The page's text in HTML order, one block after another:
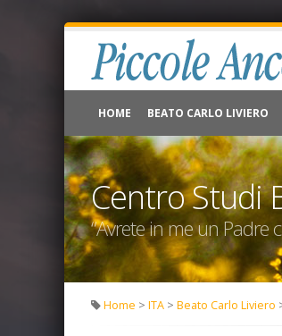
HOME BEATO CARLO LIVIERO
Centro Studi
“Avrete in me un Padre
Home > ITA > Beato Carlo Liviero